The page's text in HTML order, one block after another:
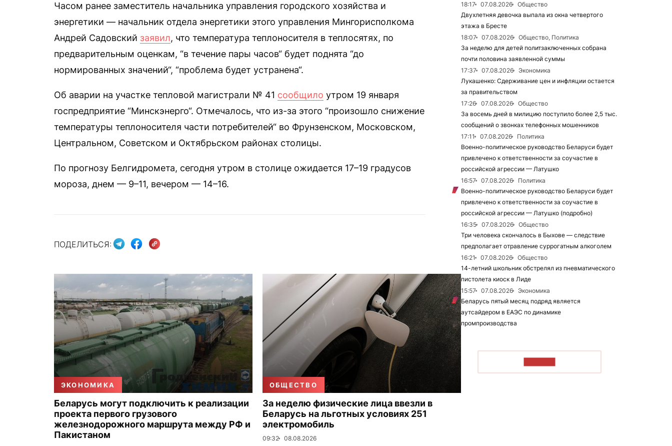
Часом ранее заместитель начальника управления городского хозяйства и
энергетики — начальник отдела энергетики этого управления Мингорисполкома
Андрей Садовский заявил, что температура теплоносителя в теплосятях, по
предварительным оценкам, “в течение пары часов“ будет поднята “до
нормированных значений“, “проблема будет устранена“.
Об аварии на участке тепловой магистрали № 41 сообщило утром 19 января
госпредприятие “Минскэнерго“. Отмечалось, что из-за этого “произошло снижение
температуры теплоносителя части потребителей“ во Фрунзенском, Московском,
Центральном, Советском и Октябрьском районах столицы.
По прогнозу Белгидромета, сегодня утром в столице ожидается 17–19 градусов
мороза, днем — 9–11, вечером — 14–16.
ПОДЕЛИТЬСЯ:
ЭКОНОМИКА
Беларусь могут подключить к реализации
проекта первого грузового
железнодорожного маршрута между РФ и
Пакистаном
ОБЩЕСТВО
За неделю физические лица ввезли в
Беларусь на льготных условиях 251
электромобиль
09:32 08.08.2026
18:17
07.08.2026
Общество
Двухлетняя девочка выпала из окна четвертого
этажа в Бресте
18:07
07.08.2026
Общество, Политика
За неделю для детей политзаключенных собрана
почти половина заявленной суммы
17:37
07.08.2026
Экономика
Лукашенко: Сдерживание цен и инфляции остается
за правительством
17:26
07.08.2026
Общество
За восемь дней в милицию поступило более 2,5 тыс.
сообщений о звонках телефонных мошенников
17:11
07.08.2026
Политика
Военно-политическое руководство Беларуси будет
привлечено к ответственности за соучастие в
российской агрессии — Латушко
16:57
07.08.2026
Политика
Военно-политическое руководство Беларуси будет
привлечено к ответственности за соучастие в
российской агрессии — Латушко (подробно)
16:35
07.08.2026
Общество
Три человека скончалось в Быхове — следствие
предполагает отравление суррогатным алкоголем
16:21
07.08.2026
Общество
14-летний школьник обстрелял из пневматического
пистолета киоск в Лиде
15:57
07.08.2026
Экономика
Беларусь пятый месяц подряд является
аутсайдером в ЕАЭС по динамике
промпроизводства